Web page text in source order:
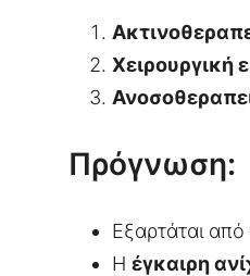
Χειρουργική
Πρόγνωση:
Εξαρτάται από
Η έγκαιρη